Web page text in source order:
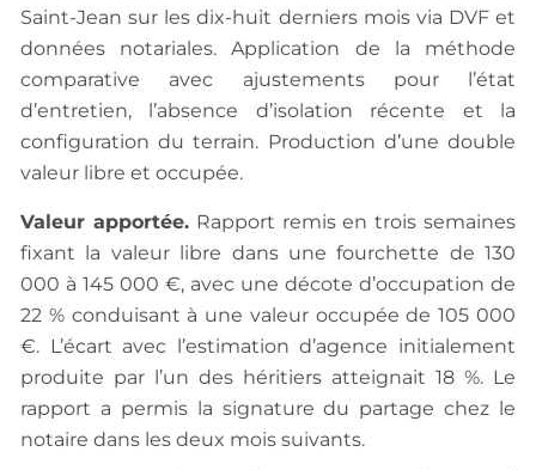
Saint-Jean sur les dix-huit derniers mois via DVF et
données notariales. Application de la méthode
comparative avec ajustements pour l’état
d’entretien, l’absence d’isolation récente et la
configuration du terrain. Production d’une double
valeur libre et occupée.
Valeur apportée.Rapport remis en trois semaines
fixant la valeur libre dans une fourchette de 130
000 à 145 000 €, avec une décote d’occupation de
22 % conduisant à une valeur occupée de 105 000
€. L’écart avec l’estimation d’agence initialement
produite par l’un des héritiers atteignait 18 %. Le
rapport a permis la signature du partage chez le
notaire dans les deux mois suivants.